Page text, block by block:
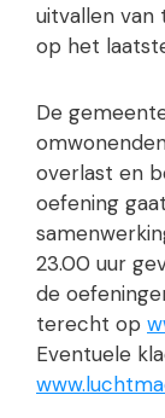
uitvallen van
op het
De
overlast en
oefening
23.00 uur
de
terecht op
Eventuele